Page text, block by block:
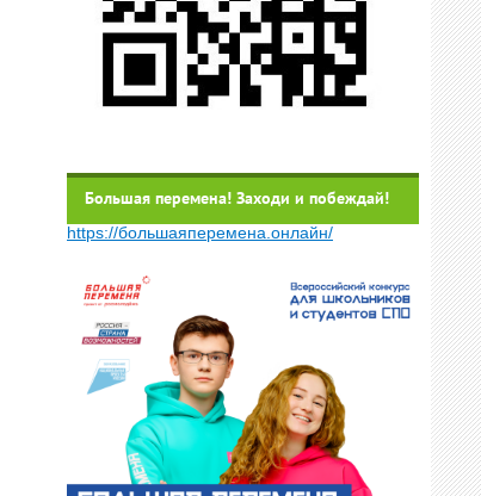
Большая перемена! Заходи и побеждай!
https://большаяперемена.онлайн/